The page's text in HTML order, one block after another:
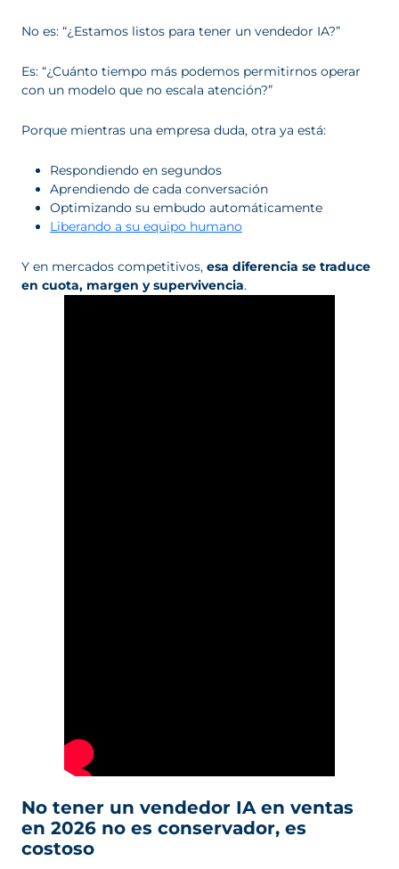
No es: “¿Estamos listos para tener un vendedor IA?”
Es: “¿Cuánto tiempo más podemos permitirnos operar
con un modelo que no escala atención?”
Porque mientras una empresa duda, otra ya está:
Respondiendo en segundos
Aprendiendo de cada conversación
Optimizando su embudo automáticamente
Liberando a su equipo humano
Y en mercados competitivos, esa diferencia se traduce
en cuota, margen y supervivencia.
No tener un vendedor IA en ventas
en 2026 no es conservador, es
costoso